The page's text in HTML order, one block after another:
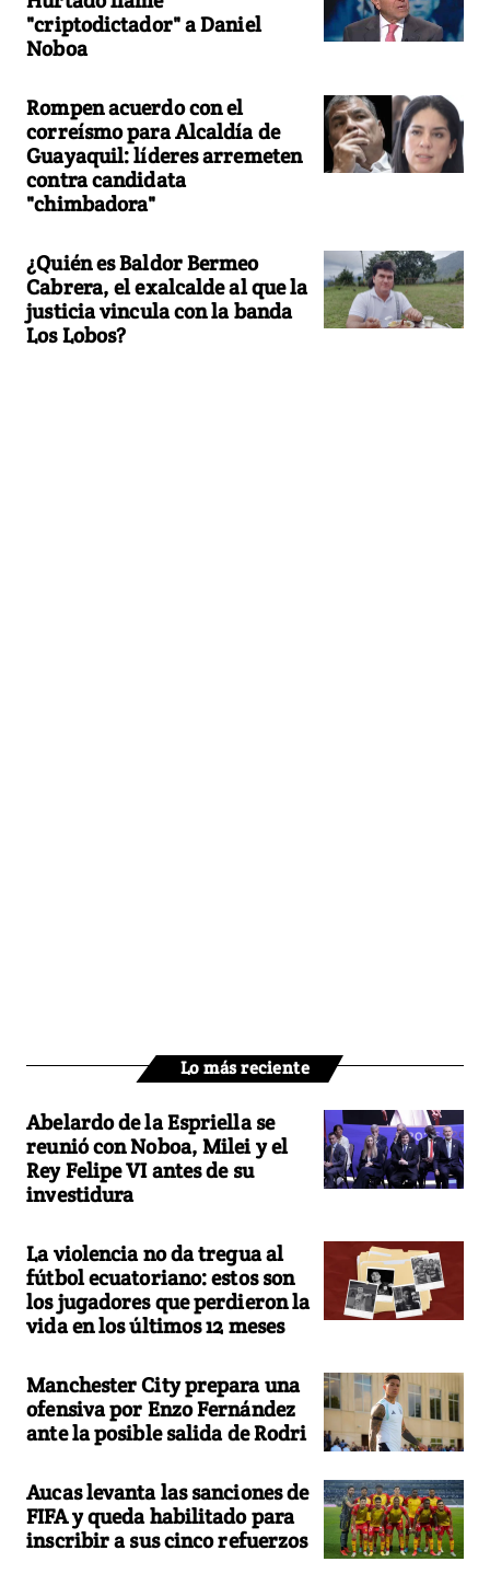
"criptodictador" a Daniel
Noboa
Rompen acuerdo con el
correísmo para Alcaldía de
Guayaquil: líderes arremeten
contra candidata
"chimbadora"
¿Quién es Baldor Bermeo
Cabrera, el exalcalde al que la
justicia vincula con la banda
Los Lobos?
Lo más reciente
Abelardo de la Espriella se
reunió con Noboa, Milei y el
Rey Felipe VI antes de su
investidura
La violencia no da tregua al
fútbol ecuatoriano: estos son
los jugadores que perdieron la
vida en los últimos 12 meses
Manchester City prepara una
ofensiva por Enzo Fernández
ante la posible salida de Rodri
Aucas levanta las sanciones de
FIFA y queda habilitado para
inscribir a sus cinco refuerzos